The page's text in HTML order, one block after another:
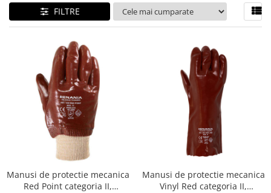
Costum-Salopeta
Halate de lucru
Imbracaminte Femei
Jachete de iarna
Jachete/Bluze Salopeta
Pantaloni cu pieptar
Pantaloni de lucru
Pantaloni scurti
FILTRE
Manusi de protectie mecanica
Red Point categoria II,
Manusi de protectie mecanica
Vinyl Red categoria II,